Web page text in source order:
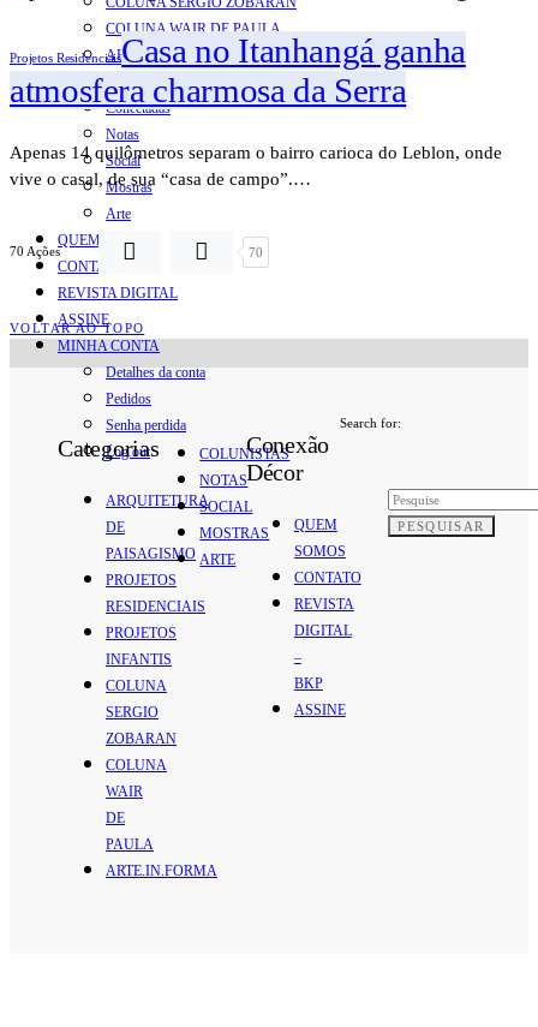
COLUNA WAIR DE PAULA
ARTE.IN.FORMA
CONEXÕES
Conectadas
Notas
Social
Mostras
Arte
QUEM SOMOS
CONTATO
REVISTA DIGITAL
ASSINE
MINHA CONTA
Detalhes da conta
Pedidos
Senha perdida
Log out
Projetos ResidenciaisCasa no Itanhangá ganha
atmosfera charmosa da Serra
Apenas 14 quilômetros separam o bairro carioca do Leblon, onde
vive o casal, de sua “casa de campo”.…
70 Ações 70
VOLTAR AO TOPO
Categorias
ARQUITETURA
DE
PAISAGISMO
PROJETOS
RESIDENCIAIS
PROJETOS
INFANTIS
COLUNA
SERGIO
ZOBARAN
COLUNA
WAIR
DE
PAULA
ARTE.IN.FORMA
COLUNISTAS
NOTAS
SOCIAL
MOSTRAS
ARTE
Conexão
Décor
QUEM
SOMOS
CONTATO
REVISTA
DIGITAL
–
BKP
ASSINE
Search for:
PESQUISAR